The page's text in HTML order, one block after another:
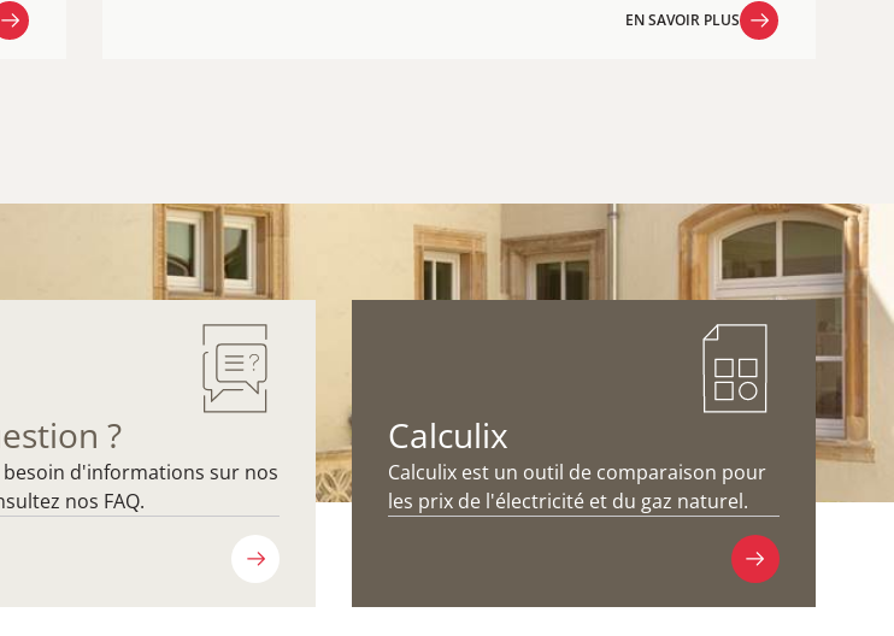
EN SAVOIR PLUS
?
besoin d'informations sur nos
nos FAQ.
Calculix
Calculix est un outil de comparaison pour
les prix de l'électricité et du gaz naturel.